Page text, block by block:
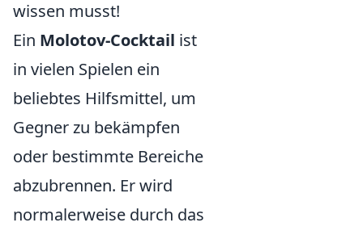
wissen musst!
Ein Molotov-Cocktail ist
in vielen Spielen ein
beliebtes Hilfsmittel, um
Gegner zu bekämpfen
oder bestimmte Bereiche
abzubrennen. Er wird
normalerweise durch das